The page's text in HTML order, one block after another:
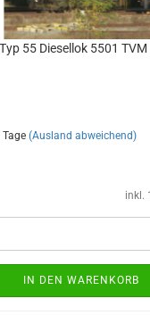
55 Diesellok 5501 TVM
Tage (Ausland abweichend)
inkl.
IN DEN WARENKORB